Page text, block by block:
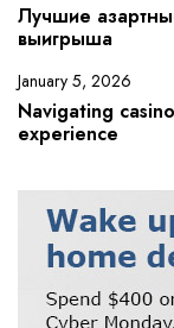
Лучшие
выигрыша
January 5, 2026
Navigating
experience